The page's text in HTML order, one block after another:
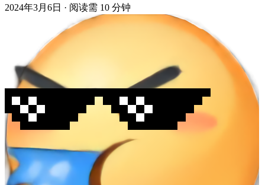
2024年3月6日 · 阅读需 10 分钟